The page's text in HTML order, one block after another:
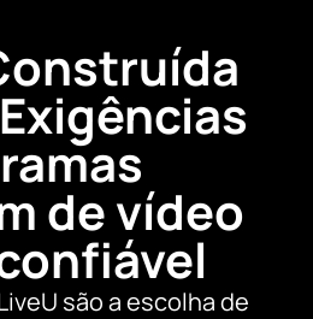
de vídeo
são a escolha de